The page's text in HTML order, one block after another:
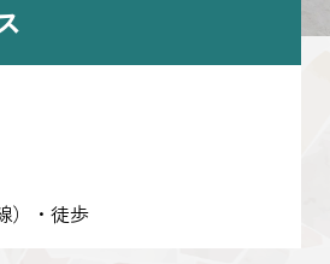
）・徒歩